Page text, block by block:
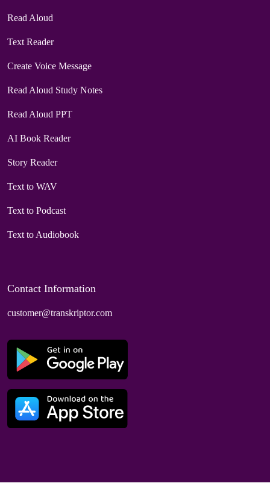
Read Aloud
Text Reader
Create Voice Message
Read Aloud Study Notes
Read Aloud PPT
AI Book Reader
Story Reader
Text to WAV
Text to Podcast
Text to Audiobook
Contact Information
customer@transkriptor.com